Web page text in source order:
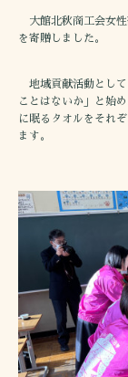
大館北秋商工会女性
を寄贈しました。
地域貢献活動として
ことはないか」と始
に眠るタオルをそれ
ます。